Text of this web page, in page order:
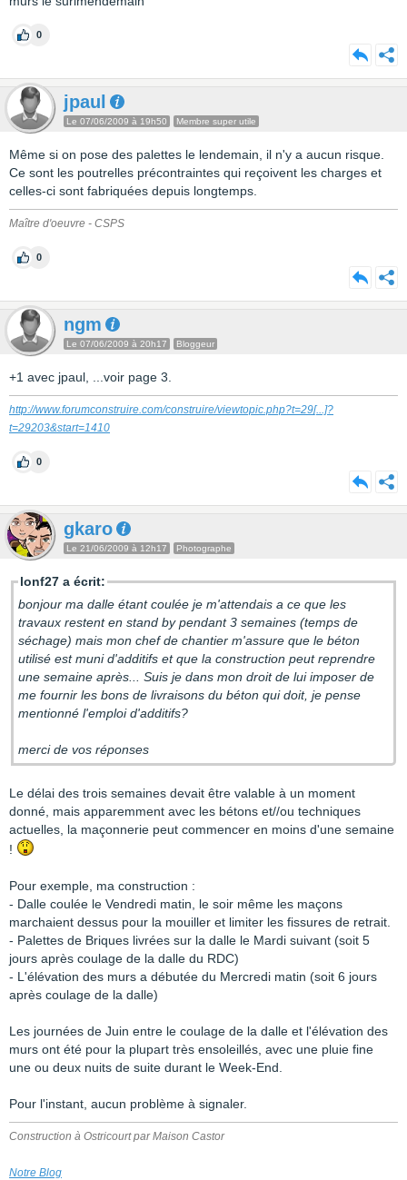
0
jpaul
Le 07/06/2009 à 19h50 Membre super utile
Même si on pose des palettes le lendemain, il n'y a aucun risque.
Ce sont les poutrelles précontraintes qui reçoivent les charges et
celles-ci sont fabriquées depuis longtemps.
Maître d'oeuvre - CSPS
0
ngm
Le 07/06/2009 à 20h17 Bloggeur
+1 avec jpaul, ...voir page 3.
http://www.forumconstruire.com/construire/viewtopic.php?t=29[...]?
t=29203&start=1410
0
gkaro
Le 21/06/2009 à 12h17 Photographe
lonf27 a écrit:
bonjour ma dalle étant coulée je m'attendais a ce que les
travaux restent en stand by pendant 3 semaines (temps de
séchage) mais mon chef de chantier m'assure que le béton
utilisé est muni d'additifs et que la construction peut reprendre
une semaine après... Suis je dans mon droit de lui imposer de
me fournir les bons de livraisons du béton qui doit, je pense
mentionné l'emploi d'additifs?
merci de vos réponses
Le délai des trois semaines devait être valable à un moment
donné, mais apparemment avec les bétons et//ou techniques
actuelles, la maçonnerie peut commencer en moins d'une semaine
!
Pour exemple, ma construction :
- Dalle coulée le Vendredi matin, le soir même les maçons
marchaient dessus pour la mouiller et limiter les fissures de retrait.
- Palettes de Briques livrées sur la dalle le Mardi suivant (soit 5
jours après coulage de la dalle du RDC)
- L'élévation des murs a débutée du Mercredi matin (soit 6 jours
après coulage de la dalle)
Les journées de Juin entre le coulage de la dalle et l'élévation des
murs ont été pour la plupart très ensoleillés, avec une pluie fine
une ou deux nuits de suite durant le Week-End.
Pour l'instant, aucun problème à signaler.
Construction à Ostricourt par Maison Castor
Notre Blog